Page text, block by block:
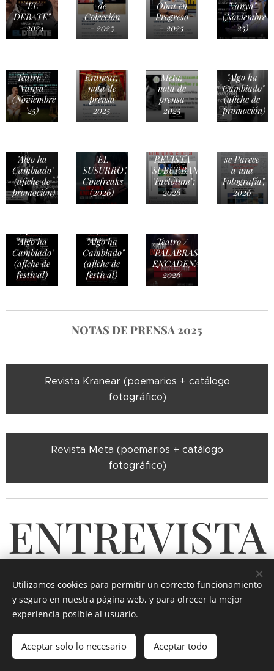
"EL
DEBATE"
- 2024
de
Colección
- 2025
Obra en
Progreso
- 2025
"Vanya"
(Noviembre
'25)
Teatro /
"Vanya"
(Noviembre
'25)
Kranear,
nota de
prensa
2025
Meta,
nota de
prensa
2025
"Algo ha
Cambiado"
(afiche de
promoción)
"Algo ha
Cambiado"
(afiche de
promoción)
"EL
SUSURRO",
Cinefreaks
(2026)
REVISTA
SUBURBANAS,
"Factótum";
2026
REVISTA
se Parece
a una
Fotografía",
2026
"Algo ha
Cambiado"
(afiche de
festival)
"Algo ha
Cambiado"
(afiche de
festival)
Teatro /
"PALABRAS
ENCADENADAS",
2026
NOTAS DE PRENSA 2025
Revista Kranear (poemarios + catálogo
fotográfico)
Revista Meta (poemarios + catálogo
fotográfico)
ENTREVISTA
S EN RADIOS
Utilizamos cookies para permitir un correcto funcionamiento
y seguro en nuestra página web, y para ofrecer la mejor
experiencia posible al usuario.
Aceptar solo lo necesario Aceptar todo